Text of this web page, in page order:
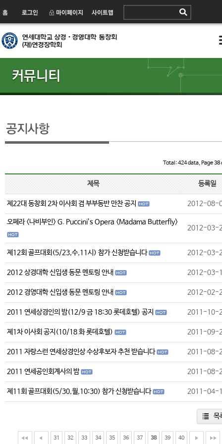
Total: 424 data, Page 38
제목 등록일
제22대 동창회 2차 이사회 겸 부부동반 만찬 공지 2012-08-
오페라 <나비부인> G. Puccini’s Opera <Madama Butterfly>
2012-03-
제12회 골프대회(5/23,수,11시) 참가 신청받습니다 2012-03-
2012 상경대학 신입생 동문 멘토링 안내 2012-03-
2012 경영대학 신입생 동문 멘토링 안내 2012-02-
2011 연세상경인의 밤(12/9 금 18:30 롯데호텔) 공지 2011-10-
제1차 이사회 공지(10/18 화 롯데호텔) 2011-09-
2011 자랑스런 연세상경인상 수상후보자 추천 받습니다 2011-08-
2011 연세공인회계사의 밤 2011-08-
제11회 골프대회(5/30,월,10:30) 참가 신청받습니다 2011-04-
목
31 32 33 34 35 36 37 38 39 40